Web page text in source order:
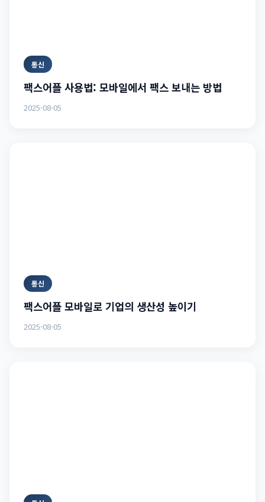
통신
팩스어플 사용법: 모바일에서 팩스 보내는 방법
2025-08-05
통신
팩스어플 모바일로 기업의 생산성 높이기
2025-08-05